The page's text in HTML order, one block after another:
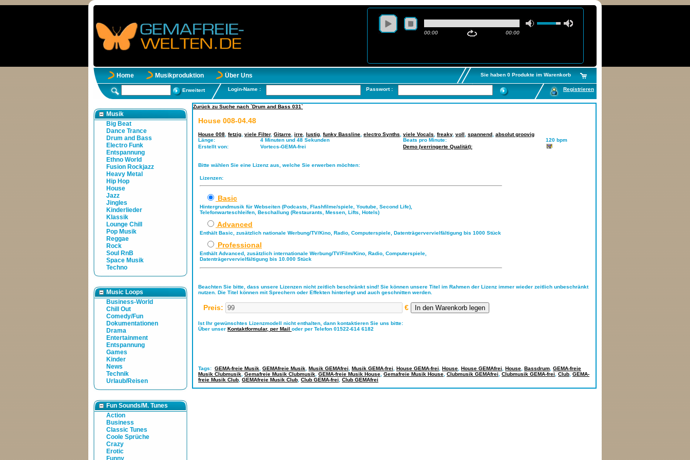
00:00 00:00
Home Musikproduktion Über Uns Sie haben 0 Produkte im Warenkorb
Erweitert Login-Name : Passwort : Registrieren
Musik
Big Beat
Dance Trance
Drum and Bass
Electro Funk
Entspannung
Ethno World
Fusion Rockjazz
Heavy Metal
Hip Hop
House
Jazz
Jingles
Kinderlieder
Klassik
Lounge Chill
Pop Musik
Reggae
Rock
Soul RnB
Space Musik
Techno
Music Loops
Business-World
Chill Out
Comedy/Fun
Dokumentationen
Drama
Entertainment
Entspannung
Games
Kinder
News
Technik
Urlaub/Reisen
Fun Sounds/M. Tunes
Action
Business
Classic Tunes
Coole Sprüche
Crazy
Erotic
Funny
Zurück zu Suche nach `Drum and Bass 031`
House 008-04.48
House 008 fetzig viele Filter, Gitarre irre lustig funky Bassline electro Synths viele Vocals freaky, voll spannend absolut groovig
Länge:
4 Minuten und 48 Sekunden Beats pro Minute:
120 bpm
Erstellt von:
Vortecs-GEMA-frei Demo (verringerte Qualität):
Bitte wählen Sie eine Lizenz aus, welche Sie erwerben möchten:
Lizenzen:
Basic
Hintergrundmusik für Webseiten (Podcasts, Flashfilme/spiele, Youtube, Second Life),
Telefonwarteschleifen, Beschallung (Restaurants, Messen, Lifts, Hotels)
Advanced
Enthält Basic, zusätzlich nationale Werbung/TV/Kino, Radio, Computerspiele, Datenträgervervielfältigung bis 1000 Stück
Professional
Enthält Advanced, zusätzlich internationale Werbung/TV/Film/Kino, Radio, Computerspiele,
Datenträgervervielfältigung bis 10.000 Stück
Beachten Sie bitte, dass unsere Lizenzen nicht zeitlich beschränkt sind! Sie können unsere Titel im Rahmen der Lizenz immer wieder zeitlich unbeschränkt
nutzen. Die Titel können mit Sprechern oder Effekten hinterlegt und auch geschnitten werden.
Preis: €
Ist Ihr gewünschtes Lizenzmodell nicht enthalten, dann kontaktieren Sie uns bitte:
Über unser Kontaktformular, per Mail oder per Telefon 01522-614 6182
Tags: GEMA-freie Musik GEMAfreie Musik Musik GEMAfrei Musik GEMA-frei House GEMA-frei House House GEMAfrei House Bassdrum GEMA-freie
Musik Clubmusik Gemafreie Musik Clubmusik GEMA-freie Musik House Gemafreie Musik House Clubmusik GEMAfrei Clubmusik GEMA-frei Club GEMA-
freie Musik Club GEMAfreie Musik Club Club GEMA-frei Club GEMAfrei